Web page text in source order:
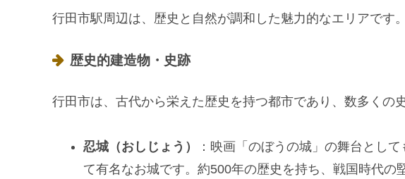
行田市駅周辺は、歴史と自然が調和した魅力的なエリアです。
歴史的建造物・史跡
行田市は、古代から栄えた歴史を持つ都市であり、数多くの
忍城（おしじょう）
：映画「のぼうの城」の舞台とし
て有名なお城です。約500年の歴史を持ち、戦国時代の